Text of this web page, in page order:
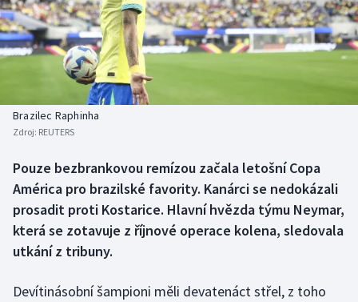
Americký fotbal
Baseball a softbal
Biatlon
Boby a skeleton
Box
Curling
Dostihy
NEPŘEHLÉDNĚTE
Soutěže
Historické návraty
Aplikace ČT sport
AZ kvíz
Brazilec Raphinha
Zdroj: REUTERS
Pouze bezbrankovou remízou začala letošní Copa
América pro brazilské favority. Kanárci se nedokázali
prosadit proti Kostarice. Hlavní hvězda týmu Neymar,
která se zotavuje z říjnové operace kolena, sledovala
utkání z tribuny.
Devítinásobní šampioni měli devatenáct střel, z toho